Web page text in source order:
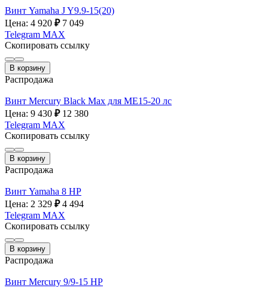
Винт Yamaha J Y9.9-15(20)
Цена: 4 920 ₽ 7 049
Telegram MAX
Скопировать ссылку
В корзину
Распродажа
Винт Mercury Black Max для МE15-20 лс
Цена: 9 430 ₽ 12 380
Telegram MAX
Скопировать ссылку
В корзину
Распродажа
Винт Yamaha 8 HP
Цена: 2 329 ₽ 4 494
Telegram MAX
Скопировать ссылку
В корзину
Распродажа
Винт Mercury 9/9-15 HP